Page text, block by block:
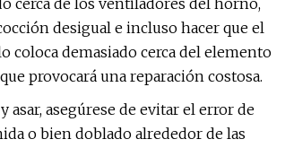
cerca de los ventiladores del horno,
desigual e incluso hacer que el
coloca demasiado cerca del elemento
provocará una reparación costosa.
asegúrese de evitar el error de
o bien doblado alrededor de las